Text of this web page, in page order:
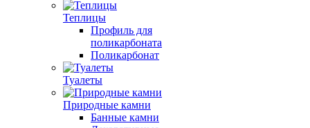
Теплицы
Профиль для
поликарбоната
Поликарбонат
Туалеты
Природные камни
Банные камни